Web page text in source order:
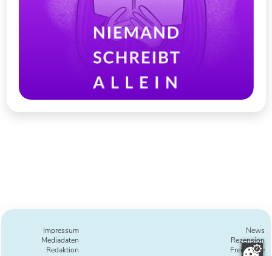
Impressum
Mediadaten
Redaktion
News
Rezension
Freie Texte